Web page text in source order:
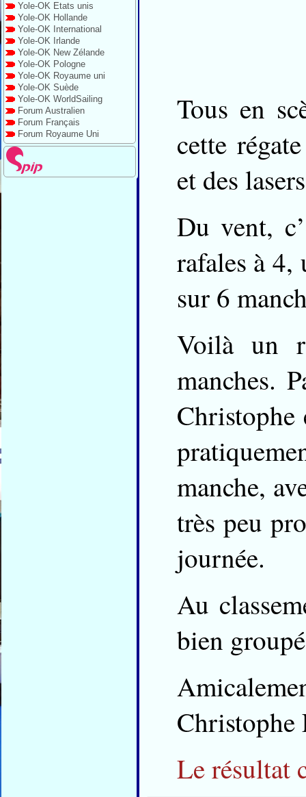
Yole-OK Etats unis
Yole-OK Hollande
Yole-OK International
Yole-OK Irlande
Yole-OK New Zélande
Yole-OK Pologne
Yole-OK Royaume uni
Yole-OK Suède
Yole-OK WorldSailing
Forum Australien
Forum Français
Forum Royaume Uni
Tous en
cette
et des
Du vent,
rafales à 4,
sur 6
Voilà un
manches.
Christophe
manche,
très peu
journée.
Au
bien
Le résultat